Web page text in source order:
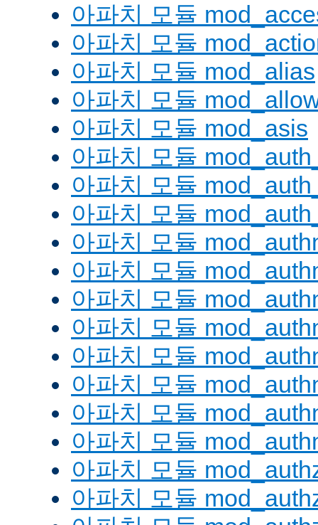
아파치 모듈
아파치 모듈
아파치 모듈 mod_alias
아파치 모듈
아파치 모듈 mod_asis
아파치 모듈
아파치 모듈
아파치 모듈
아파치 모듈
아파치 모듈
아파치 모듈
아파치 모듈
아파치 모듈
아파치 모듈
아파치 모듈
아파치 모듈
아파치 모듈
아파치 모듈